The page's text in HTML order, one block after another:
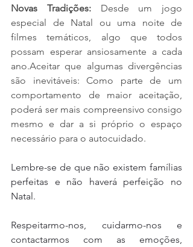
Novas Tradições: Desde um jogo
especial de Natal ou uma noite de
filmes temáticos, algo que todos
possam esperar ansiosamente a cada
ano.Aceitar que algumas divergências
são inevitáveis: Como parte de um
comportamento de maior aceitação,
poderá ser mais compreensivo consigo
mesmo e dar a si próprio o espaço
necessário para o autocuidado.
Lembre-se de que não existem famílias
perfeitas e não haverá perfeição no
Natal.
Respeitarmo-nos, cuidarmo-nos e
contactarmos com as emoções,